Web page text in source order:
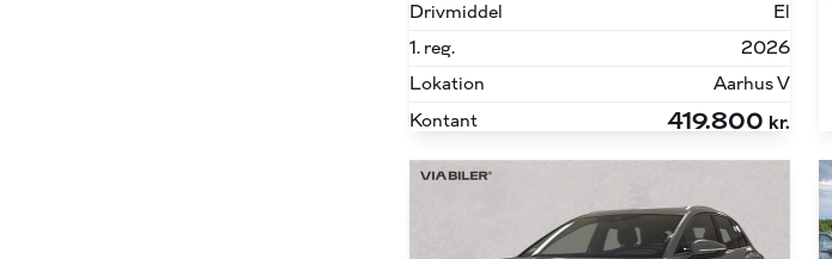
Drivmiddel
El
1. reg.
2026
Lokation
Aarhus V
Kontant
419.800 kr.